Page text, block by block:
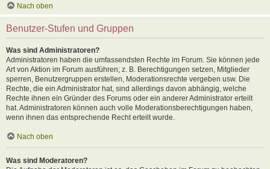
Nach oben
Benutzer-Stufen und Gruppen
Was sind Administratoren?
Administratoren haben die umfassendsten Rechte im Forum. Sie können jede
Art von Aktion im Forum ausführen; z. B. Berechtigungen setzen, Mitglieder
sperren, Benutzergruppen erstellen, Moderationsrechte vergeben usw. Die
Rechte, die ein Administrator hat, sind allerdings davon abhängig, welche
Rechte ihnen ein Gründer des Forums oder ein anderer Administrator erteilt
hat. Administratoren können auch volle Moderationsberechtigungen haben,
wenn ihnen das entsprechende Recht erteilt wurde.
Nach oben
Was sind Moderatoren?